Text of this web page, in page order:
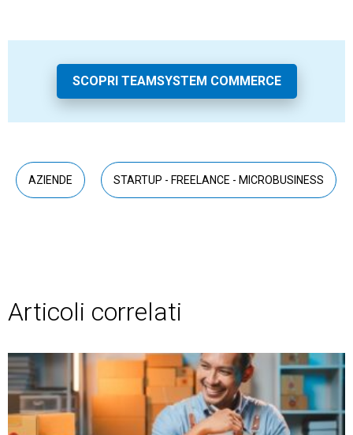
SCOPRI TEAMSYSTEM COMMERCE
AZIENDE STARTUP - FREELANCE - MICROBUSINESS
Articoli correlati